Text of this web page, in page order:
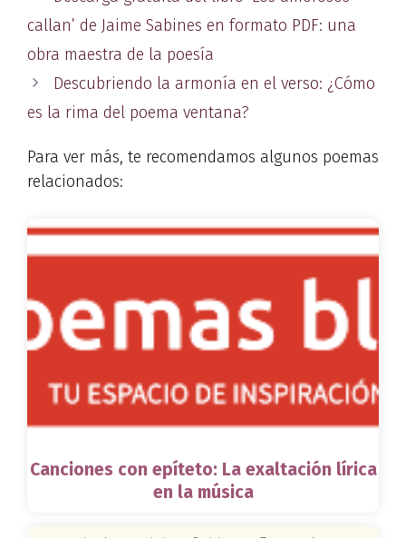
callan’ de Jaime Sabines en formato PDF: una
obra maestra de la poesía
Descubriendo la armonía en el verso: ¿Cómo
es la rima del poema ventana?
Para ver más, te recomendamos algunos poemas
relacionados:
Canciones con epíteto: La exaltación lírica
en la música